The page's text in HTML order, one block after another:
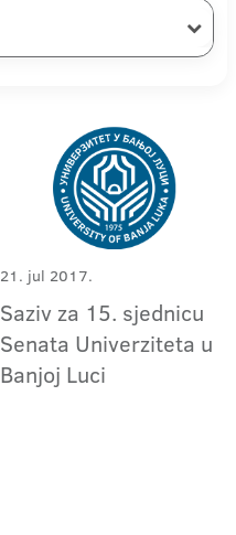
21. jul 2017.
Saziv za 15. sjednicu
Senata Univerziteta u
Banjoj Luci